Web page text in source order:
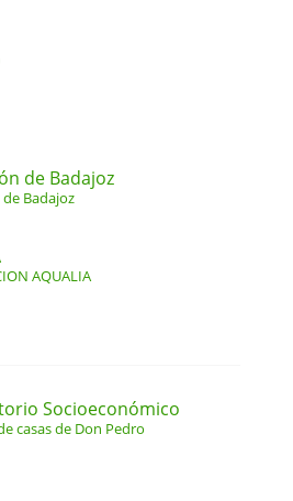
de Badajoz
Badajoz
AQUALIA
Socioeconómico
casas de Don Pedro